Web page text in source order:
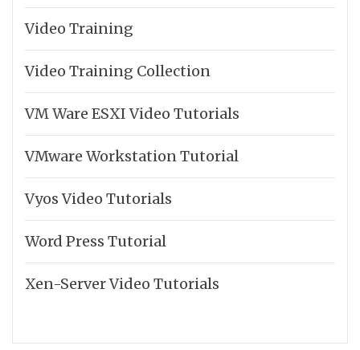
Video Training
Video Training Collection
VM Ware ESXI Video Tutorials
VMware Workstation Tutorial
Vyos Video Tutorials
Word Press Tutorial
Xen-Server Video Tutorials